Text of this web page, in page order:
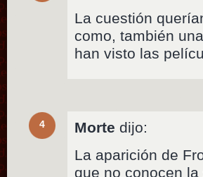
La cuestión
como, también
han visto las
4 Morte dijo:
La aparición de
que no conocen